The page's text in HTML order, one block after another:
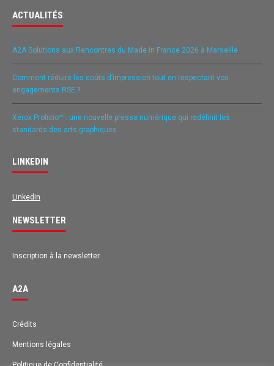
ACTUALITÉS
A2A Solutions aux Rencontres du Made in France 2026 à Marseille
Comment réduire les coûts d’impression tout en respectant vos
engagements RSE ?
Xerox Proficio™ : une nouvelle presse numérique qui redéfinit les
standards des arts graphiques
LINKEDIN
Linkedin
NEWSLETTER
Inscription à la newsletter
A2A
Crédits
Mentions légales